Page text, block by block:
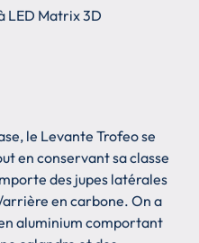
LED Matrix 3D
le Levante Trofeo se
en conservant sa classe
des jupes latérales
en carbone. On a
aluminium comportant